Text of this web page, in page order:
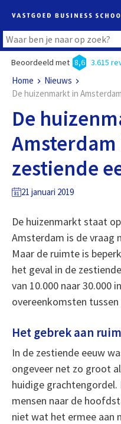
Beoordeeld met 8,6 3.615
Home
Nieuws
De huizenmarkt in
De
Amsterdam
zestiende
21 januari 2019
De huizenmarkt staat
Amsterdam is de vraag
Maar de ruimte is
het geval in de
van 10.000 naar 30.000
overeenkomsten
Het gebrek aan
In de zestiende eeuw
ongeveer net zo groot
huidige
mensen naar de
niet wat het ermee aan